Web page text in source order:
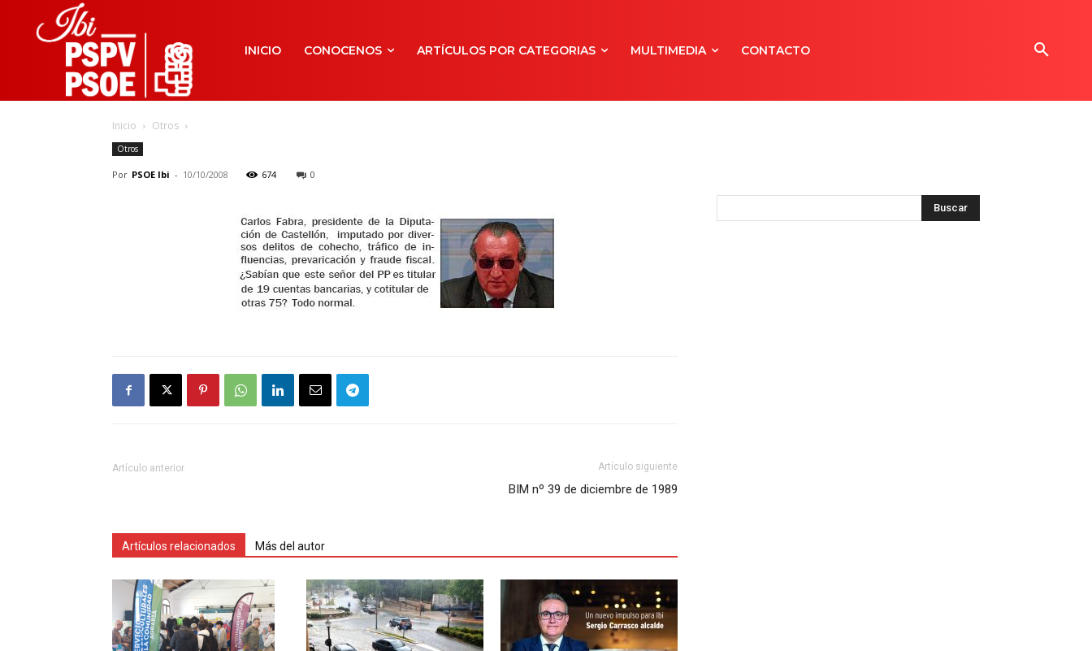
INICIO CONOCENOS ARTÍCULOS POR CATEGORIAS MULTIMEDIA CONTACTO
Inicio Otros
Otros
Por PSOE Ibi - 10/10/2008 674 0
Artículo anterior Artículo siguiente
BIM nº 39 de diciembre de 1989
Artículos relacionados Más del autor